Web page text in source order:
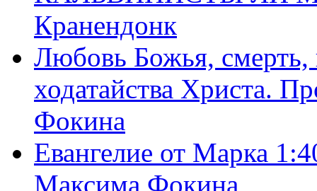
Кранендонк
Любовь Божья, смерть,
ходатайства Христа.
Фокина
Евангелие от Марка
Максима Фокина